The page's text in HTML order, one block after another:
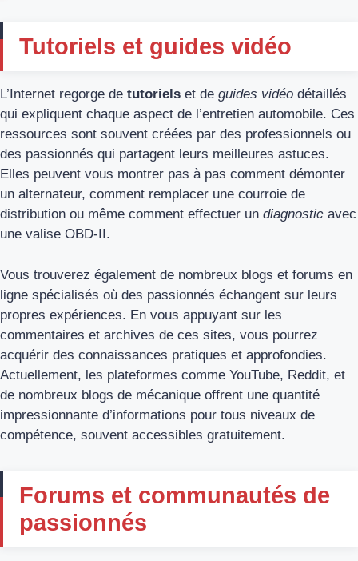
Tutoriels et guides vidéo
L’Internet regorge de tutoriels et de guides vidéo détaillés
qui expliquent chaque aspect de l’entretien automobile. Ces
ressources sont souvent créées par des professionnels ou
des passionnés qui partagent leurs meilleures astuces.
Elles peuvent vous montrer pas à pas comment démonter
un alternateur, comment remplacer une courroie de
distribution ou même comment effectuer un diagnostic avec
une valise OBD-II.
Vous trouverez également de nombreux blogs et forums en
ligne spécialisés où des passionnés échangent sur leurs
propres expériences. En vous appuyant sur les
commentaires et archives de ces sites, vous pourrez
acquérir des connaissances pratiques et approfondies.
Actuellement, les plateformes comme YouTube, Reddit, et
de nombreux blogs de mécanique offrent une quantité
impressionnante d’informations pour tous niveaux de
compétence, souvent accessibles gratuitement.
Forums et communautés de
passionnés